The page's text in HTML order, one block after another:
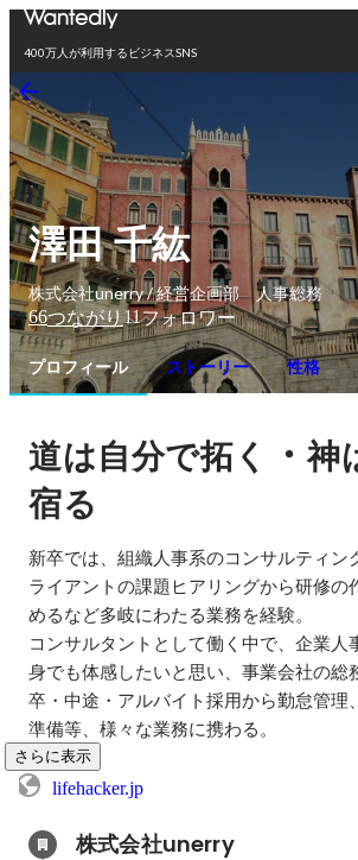
400万人が利用するビジネスSNS
澤田 千紘
株式会社unerry / 経営企画部 人事総務
66つながり11フォロワー
プロフィール ストーリー 性格
道は自分で拓く ・神
宿る
新卒では、組織人事系のコンサルティン
ライアントの課題ヒアリングから研修の
めるなど多岐にわたる業務を経験。
コンサルタントとして働く中で、企業人
身でも体感したいと思い、事業会社の総
卒・中途・アルバイト採用から勤怠管理
準備等、様々な業務に携わる。
さらに表示
lifehacker.jp
株式会社unerry